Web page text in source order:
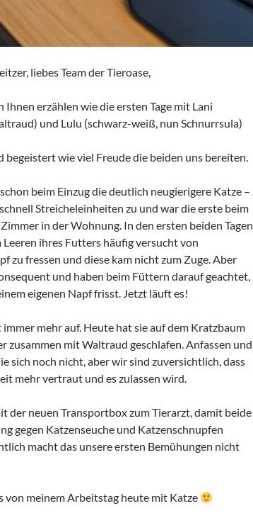
liebes Team der Tieroase,
Ihnen erzählen wie die ersten Tage mit Lani
und Lulu (schwarz-weiß, nun Schnurrsula)
begeistert wie viel Freude die beiden uns bereiten.
beim Einzug die deutlich neugierigere Katze –
Streicheleinheiten zu und war die erste beim
in der Wohnung. In den ersten beiden Tagen
Leeren ihres Futters häufig versucht von
zu fressen und diese kam nicht zum Zuge. Aber
und haben beim Füttern darauf geachtet,
eigenen Napf frisst. Jetzt läuft es!
mehr auf. Heute hat sie auf dem Kratzbaum
zusammen mit Waltraud geschlafen. Anfassen und
sich noch nicht, aber wir sind zuversichtlich, dass
mehr vertraut und es zulassen wird.
der neuen Transportbox zum Tierarzt, damit beide
gegen Katzenseuche und Katzenschnupfen
macht das unsere ersten Bemühungen nicht
von meinem Arbeitstag heute mit Katze